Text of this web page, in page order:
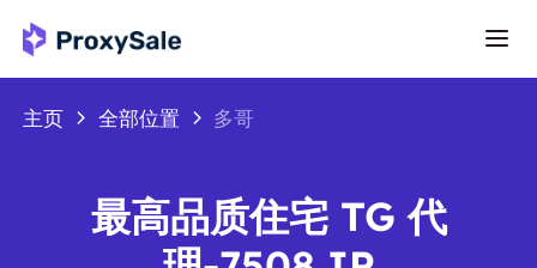
主页 全部位置 多哥
最高品质住宅 TG 代